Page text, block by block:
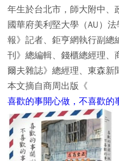
年生於台北市，師大附中、
國華府美利堅大學（AU）
報》記者、鉅亨網執行副總
刊》總編輯、錢櫃總經理、
爾夫雜誌》總經理、東森新
本文摘自商周出版《
喜歡的事開心做，不喜歡的